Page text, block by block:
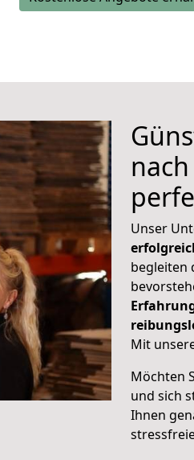
Unser
begleiten
Mit
Möchten
und sich
Ihnen